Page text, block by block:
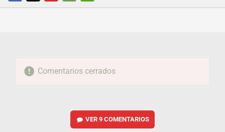
FACEBOOKTWITTERFLIPBOARD
E-
WHATSAPP
Comentarios cerrados
VER9 COMENTARIOS